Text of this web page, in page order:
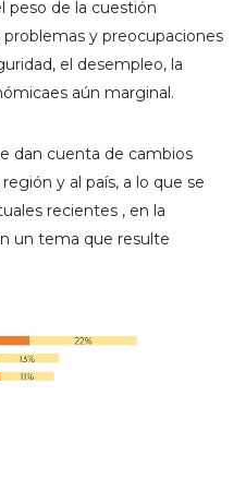
peso de la cuestión
y preocupaciones
el desempleo, la
aún marginal.
dan cuenta de cambios
y al país, a lo que se
recientes , en la
un tema que resulte